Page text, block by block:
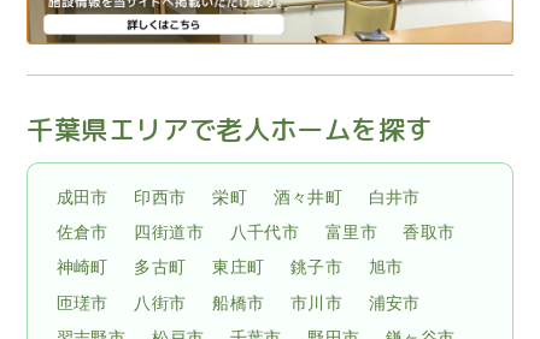
千葉県エリアで老人ホームを探す
成田市 印西市 栄町 酒々井町
白井市
佐倉市
四街道市 八千代市 富里市
香取市
神崎町
多古町 東庄町 銚子市
旭市
匝瑳市
八街市 船橋市 市川市
浦安市